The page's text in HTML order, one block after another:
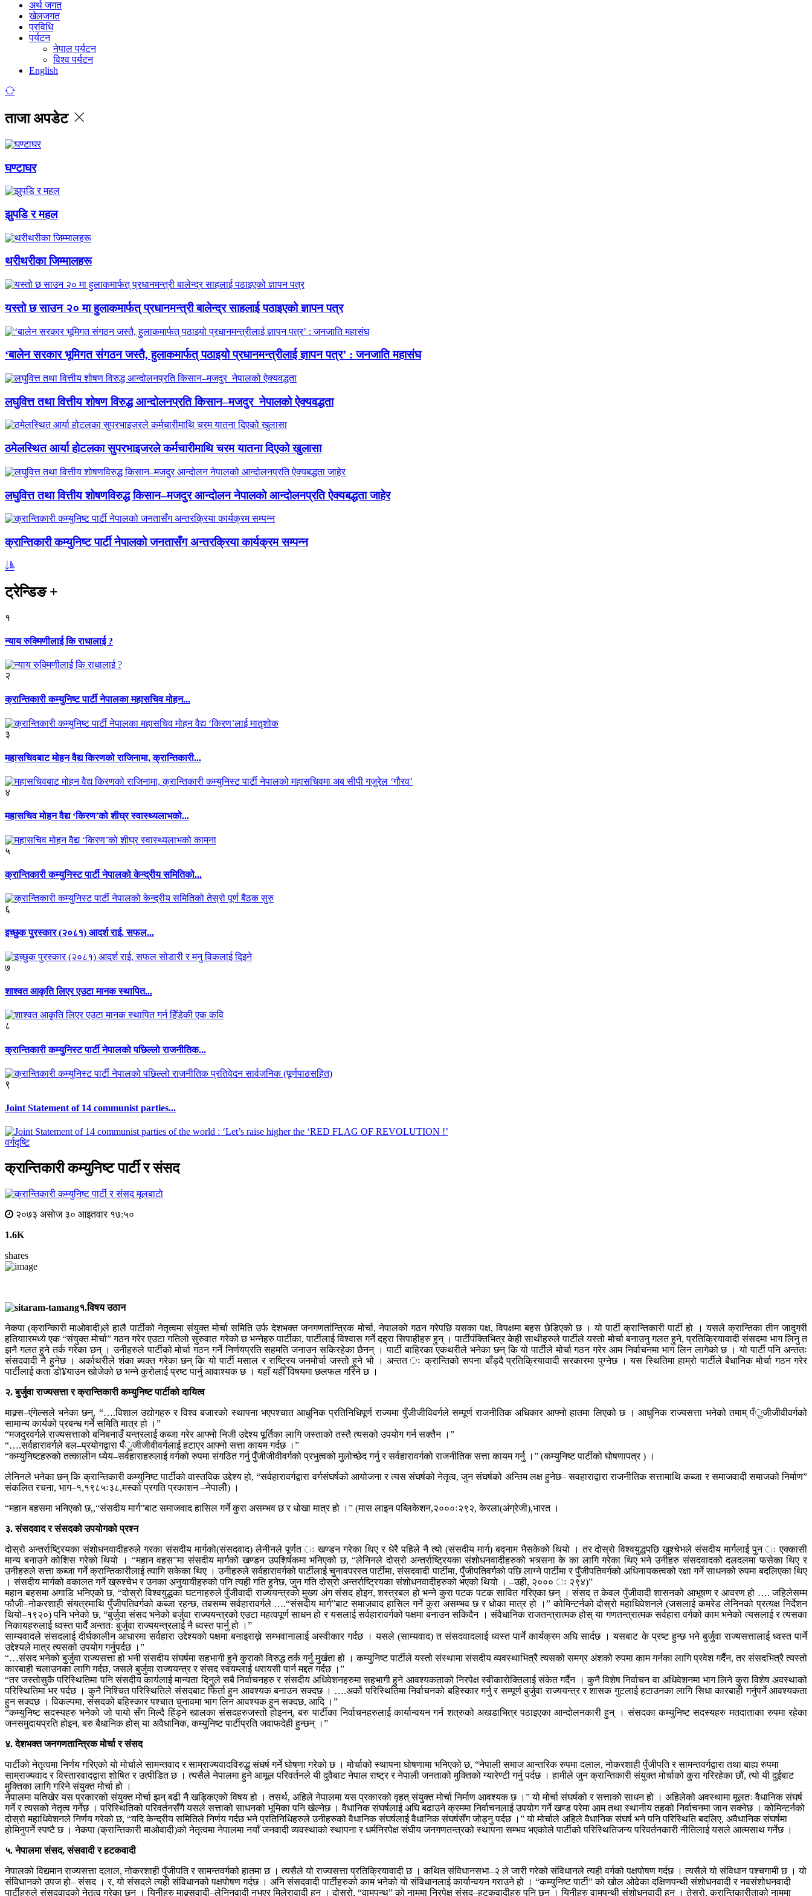
अर्थ जगत
खेलजगत
प्रविधि
पर्यटन
नेपाल पर्यटन
विश्व पर्यटन
English
ताजा अपडेट
घण्टाघर
झुपडि र महल
थरीथरीका जिम्मालहरू
यस्तो छ साउन २० मा हुलाकमार्फत् प्रधानमन्त्री बालेन्द्र साहलाई पठाइएको ज्ञापन पत्र
‘बालेन सरकार भूमिगत संगठन जस्तै, हुलाकमार्फत् पठाइयो प्रधानमन्त्रीलाई ज्ञापन पत्र’ : जनजाति महासंघ
लघुवित्त तथा वित्तीय शोषण विरुद्ध आन्दोलनप्रति किसान–मजदुर नेपालको ऐक्यवद्धता
ठमेलस्थित आर्या होटलका सुपरभाइजरले कर्मचारीमाथि चरम यातना दिएको खुलासा
लघुवित्त तथा वित्तीय शोषणविरुद्ध किसान–मजदुर आन्दोलन नेपालको आन्दोलनप्रति ऐक्यबद्धता जाहेर
क्रान्तिकारी कम्युनिष्ट पार्टी नेपालको जनतासँग अन्तरक्रिया कार्यक्रम सम्पन्न
ट्रेन्डिङ+
१
न्याय रुक्मिणीलाई कि राधालाई ?
२
क्रान्तिकारी कम्युनिष्ट पार्टी नेपालका महासचिव मोहन...
३
महासचिवबाट मोहन वैद्य किरणको राजिनामा, क्रान्तिकारी...
४
महासचिव मोहन वैद्य ‘किरण’को शीघ्र स्वास्थ्यलाभको...
५
क्रान्तिकारी कम्युनिस्ट पार्टी नेपालको केन्द्रीय समितिको...
६
इच्छुक पुरस्कार (२०८१) आदर्श राई, सफल...
७
शाश्वत आकृति लिएर एउटा मानक स्थापित...
८
क्रान्तिकारी कम्युनिस्ट पार्टी नेपालको पछिल्लो राजनीतिक...
९
Joint Statement of 14 communist parties...
वर्गदृष्टि
क्रान्तिकारी कम्युनिष्ट पार्टी र संसद
मूलबाटाे
२०७३ असोज ३० आइतवार १७:५०
1.6K
shares
१.विषय उठान
नेकपा (क्रान्किारी माओवादी)ले हालै पार्टीको नेतृत्वमा संयुक्त मोर्चा समिति उर्फ देशभक्त जनगणतांन्त्रिक मोर्चा, नेपालको गठन गरेपछि यसका पक्ष, विपक्षमा बहस छेडिएको छ । यो पार्टी क्रान्तिकारी पार्टी हो । यसले क्रान्तिका तीन जादुगरी
हतियाारमध्ये एक “संयुक्त मोर्चा” गठन गरेर एउटा गतिलो सुरुवात गरेको छ भन्नेहरु पार्टीका, पार्टीलाई विश्वास गर्ने दह्रा सिपाहीहरु हुन् । पार्टीपंक्तिभित्र केही साथीहरुले पार्टीले यस्तो मोर्चा बनाउनु गलत हुने, प्रतिक्रियावादी संसदमा भाग लिनु त
झनै गलत हुने तर्क गरेका छन् । उनीहरुले पार्टीको मोर्चा गठन गर्ने निर्णयप्रति सहमति जनाउन सकिरहेका छैनन् । पार्टी बाहिरका एकथरीले भनेका छन् कि यो पार्टीले मोर्चा गठन गरेर आम निर्वाचनमा भाग लिन लागेको छ । यो पार्टी पनि अन्ततः
संसदवादी नै हुनेछ । अर्काथरीले शंका ब्यक्त गरेका छन् कि यो पार्टी मसाल र राष्ट्रिय जनमोर्चा जस्तो हुने भो । अन्तत ः क्रान्तिको सपना बाँड्दै प्रतिक्रियावादी सरकारमा पुग्नेछ । यस स्थितिमा हाम्रो पार्टीले बैधानिक मोर्चा गठन गरेर
पार्टीलाई कता डो¥याउन खोजेको छ भन्ने कुरोलाई प्रष्ट पार्नु आवाश्यक छ । यहाँ यहीँ विषयमा छलफल गरिने छ ।
२. बुर्जुवा राज्यसत्ता र क्रान्तिकारी कम्युनिष्ट पार्टीको दायित्व
माक्र्स–एंगेल्सले भनेका छन्, “….विशाल उद्योगहरु र विश्व बजारको स्थापना भएपश्चात आधुनिक प्रतिनिधिपूर्ण राज्यमा पुँजीजीविवर्गले सम्पूर्ण राजनीतिक अधिकार आफ्नो हातमा लिएको छ । आधुनिक राज्यसत्ता भनेको तमाम् पँुजीजीवीवर्गको
सामान्य कार्यको प्रबन्ध गर्ने समिति मात्र हो ।”
“मजदुरवर्गले राज्यसत्ताको बनिबनाउँ यन्त्रलाई कब्जा गरेर आफ्नो निजी उद्देश्य पूर्तिका लागि जस्ताको तस्तै त्यसको उपयोग गर्न सक्तैन ।”
“….सर्वहारावर्गले बल–प्रयोगद्वारा पँुजीजीवीवर्गलाई हटाएर आफ्नो सत्ता कायम गर्दछ ।”
“कम्युनिष्टहरुको तत्कालीन ध्येय–सर्वहाराहरुलाई वर्गको रुपमा संगठित गर्नु पुँजीजीवीवर्गको प्रभुत्वको मुलोच्छेद गर्नु र सर्वहारावर्गको राजनीतिक सत्ता कायम गर्नु ।” (कम्युनिष्ट पार्टीको घोषणापत्र ) ।
लेनिनले भनेका छन् कि क्रान्तिकारी कम्युनिष्ट पार्टीको वास्तविक उद्देश्य हो, “सर्वहारावर्गद्वारा वर्गसंघर्षको आयोजना र त्यस संघर्षको नेतृत्व, जुन संघर्षको अन्तिम लक्ष हुनेछ– सवहाराद्वारा राजनीतिक सत्तामाथि कब्जा र समाजवादी समाजको निर्माण”
संकलित रचना, भाग–१,१९८५ः३८,मस्को प्रगति प्रकाशन –नेपालीे) ।
“महान बहसमा भनिएको छ,,“संसदीय मार्ग”बाट समाजवाद हासिल गर्ने कुरा असम्भव छ र धोखा मात्र हो ।” (मास लाइन पब्लिकेशन,२०००ः२९२, केरला(अंग्रेजी),भारत ।
३. संसदवाद र संसदको उपयोगको प्रश्न
दोस्रो अन्तर्राष्ट्रियका संशोधनवादीहरुले गरका संसदीय मार्गको(संसदवाद) लेनीनले पूर्णत ः खण्डन गरेका थिए र धेरै पहिले नै त्यो (संसदीय मार्ग) बद्नाम भैसकेको थियो । तर दोस्रो विश्वयुद्धपछि खुश्चेभले संसदीय मार्गलाई पुन ः एक्कासी
मान्य बनाउने कोशिस गरेको थियो । “महान वहस”मा संसदीय मार्गको खण्डन उपशिर्षकमा भनिएको छ, “लेनिनले दोस्रो अन्तर्राष्ट्रियका संशोधनवादीहरुको भत्र्सना के का लागि गरेका थिए भने उनीहरु संसदवादको दलदलमा फसेका थिए र
उनीहरुले सत्ता कब्जा गर्ने क्रान्तिकारीलाई त्यागि सकेका थिए । उनीहरुले सर्वहारावर्गको पार्टीलाई चुनावपरस्त पार्टीमा, संसदवादी पार्टीमा, पुँजीपतिवर्गको पछि लाग्ने पार्टीमा र पुँजीपतिवर्गको अधिनायकत्वको रक्षा गर्ने साधनको रुपमा बदलिएका थिए
। संसदीय मार्गको वकालत गर्ने ख्रुश्चेभ र उनका अनुयायीहरुको पनि त्यही गति हुनेछ, जुन गति दोस्रो अन्तर्राष्ट्रियका संशोधनवादीहरुको भएको थियो । –उही, २००० ः २९४)”
महान बहसमा अगाडि भनिएको छ, “दोस्रो विश्वयुद्धका घटनाहरुले पुँजीवादी राज्ययन्त्रको मुख्य अंग संसद होइन, शस्त्रबल हो भन्ने कुरा पटक पटक सावित गरिएका छन् । संसद त केवल पुँजीवादी शासनको आभूषण र आवरण हो …. जहिलेसम्म
फौजी–नोकरशाही संयत्रमाथि पुँजीपतिवर्गको कब्जा रहन्छ, तबसम्म सर्वहारावर्गले ….“संसदीय मार्ग”बाट समाजवाद हासिल गर्ने कुरा असम्भव छ र धोका मात्र हो ।” कोमिन्टर्नको दोस्रो महाधिवेशनले (जसलाई कमरेड लेनिनको प्रत्यक्ष निर्देशन
थियो–१९२०) पनि भनेको छ, “बुर्जुवा संसद भनेको बर्जुवा राज्ययन्त्रको एउटा महत्वपूर्ण साधन हो र यसलाई सर्वहारावर्गको पक्षमा बनाउन सकिदैन । संवैधानिक राजतन्त्रात्मक होस् या गणतन्त्रात्मक सर्वहारा वर्गको काम भनेको त्यसलाई र त्यसका
निकायहरुलाई ध्वस्त पार्दै अन्ततः बुर्जुवा राज्ययन्त्रलाई नै ध्वस्त पार्नु हो ।”
साम्यवादले संसदलाई दीर्घकालीन आधारमा सर्वहारा उद्देश्यको पक्षमा बनाइराख्ने सम्भवानालाई अस्वीकार गर्दछ । यसले (साम्यवाद) त संसदवादलाई ध्वस्त पार्ने कार्यक्रम अघि सार्दछ । यसबाट के प्रष्ट हुन्छ भने बुर्जुवा राज्यसत्तालाई ध्वस्त पार्ने
उद्देश्यले मात्र त्यसको उपयोग गर्नुपर्दछ ।”
“…संसद भनेको बुर्जुवा राज्यसत्ता हो भनी संसदीय संघर्षमा सहभागी हुने कुराको विरुद्ध तर्क गर्नु मुर्खता हो । कम्युनिष्ट पार्टीले यस्तो संस्थामा संसदीय व्यवस्थाभित्रै त्यसको समग्र अंशको रुपमा काम गर्नका लागि प्रवेश गर्दैन, तर संसदभित्रै त्यस्तो
कारबाही चलाउनका लागि गर्दछ, जसले बुर्जुवा राज्ययन्त्र र संसद स्वयम्लाई धरायसी पार्न मद्दत गर्दछ ।”
“तर जस्तोसुकै परिस्थितिमा पनि संसदीय कार्यलाई मान्यता दिनुले सबै निर्वाचनहरु र संसदीय अधिवेशनहरुमा सहभागी हुने आवश्यकताको निरपेक्ष स्वीकारोक्तिलाई संकेत गर्दैन । कुनै विशेष निर्वाचन वा अधिवेशनमा भाग लिने कुरा विशेष अवस्थाको
परिस्थितिमा भर पर्दछ । कुनै निश्चित परिस्थितिले संसदबाट फिर्ता हुन आवश्यक बनाउन सक्दछ । ….अर्को परिस्थितिमा निर्वाचनको बहिस्कार गर्नु र सम्पूर्ण बुर्जुवा राज्ययन्त्र र शासक गुटलाई हटाउनका लागि सिधा कारबाही गर्नुपर्ने आवश्यकता
हुन सक्दछ । विकल्पमा, संसदको बहिस्कार पश्चात चुनावमा भाग लिन आवश्यक हुन सक्दछ, आदि ।”
“कम्युनिष्ट सदस्यहरु भनेको जो पायो सँग मिल्दै हिंड्ने खालका संसदहरुजस्तो होइनन्, बरु पार्टीका निर्वाचनहरुलाई कार्यान्वयन गर्न शत्रुको अखडाभित्र पठाइएका आन्दोलनकारी हुन् । संसदका कम्युनिष्ट सदस्यहरु मतदाताका रुपमा रहेका
जनसमुदायप्रति होइन, बरु बैधानिक होस् या अवैधानिक, कम्युनिष्ट पार्टीप्रति जवाफदेही हुन्छन् ।”
४. देशभक्त जनगणतान्त्रिक मोर्चा र संसद
पार्टीको नेतृत्वमा निर्णय गरिएको यो मोर्चाले सामन्तवाद र साम्राज्यवादविरुद्ध संघर्ष गर्ने घोषणा गरेको छ । मोर्चाको स्थापना घोषणामा भनिएको छ, “नेपाली समाज आन्तरिक रुपमा दलाल, नोकरशाही पुँजीपति र सामन्तवर्गद्वारा तथा बाह्य रुपमा
साम्राज्यवाद र विस्तारवादद्वारा शोषित र उत्पीडित छ । त्यसैले नेपालमा हुने आमूल परिवर्तनले यी दुवैबाट नेपाल राष्ट्र र नेपाली जनताको मुक्तिको ग्यारेण्टी गर्नु पर्दछ । हामीले जुन क्रान्तिकारी संयुक्त मोर्चाको कुरा गरिरहेका छौं, त्यो यी दुईबाट
मुक्तिका लागि गरिने संयुक्त मोर्चा हो ।
नेपालमा यतिखेर यस प्रकारको संयुक्त मोर्चा झन् बढी नै खड्किएको विषय हो । तसर्थ, अहिले नेपालमा यस प्रकारको वृहत् संयुक्त मोर्चा निर्माण आवश्यक छ ।” यो मोर्चा संघर्षको र सत्ताको साधन हो । अहिलेको अवस्थामा मूलतः वैधानिक संघर्ष
गर्ने र त्यसको नेतृत्व गर्नेछ । परिस्थितिको परिवर्तनसँगै यसले सत्ताको साधनको भूमिका पनि खेल्नेछ । वैधानिक संघर्षलाई अघि बढाउने क्रममा निर्वाचनलाई उपयोग गर्ने खण्ड परेमा आम तथा स्थानीय तहको निर्वाचनमा जान सक्नेछ । कोमिन्टर्नको
दोस्रो महाधिवेशनले निर्णय गरेको छ, “यदि केन्द्रीय समितिले निर्णय गर्दछ भने प्रतिनिधिहरुले उनीहरुको वैधानिक संघर्षलाई वैधानिक संघर्षसँग जोड्नु पर्दछ ।” यो मोर्चाले अहिले वैधानिक संघर्ष भने पनि परिस्थिति बदलिए, अवैधानिक संघर्षमा
होमिनुपर्ने स्पष्टै छ । नेकपा (क्रान्तिकारी माओवादी)को नेतृत्वमा नेपालमा नयाँ जनवादी व्यवस्थाको स्थापना र धर्मनिरपेक्ष संघीय जनगणतन्त्रको स्थापना सम्भव भएकोले पार्टीको परिस्थितिजन्य परिवर्तनकारी नीतिलाई यसले आत्मसाथ गर्नेछ ।
५. नेपालमा संसद, संसवादी र हटकवादी
नेपालको विद्यमान राज्यसत्ता दलाल, नोकरशाही पुँजीपति र सामन्तवर्गको हातमा छ । त्यसैले यो राज्यसत्ता प्रतिक्रियावादी छ । कथित संविधानसभा–२ ले जारी गरेको संविधानले त्यही वर्गको पक्षपोषण गर्दछ । त्यसैले यो संविधान पश्चगामी छ । यो
संविधानको उपज हो– संसद । र, यो संसदले त्यही संविधानको पक्षपोषण गर्दछ । अनि संसदवादी पार्टीहरुको काम भनेको यो संविधानलाई कार्यान्वयन गराउने हो । “कम्युनिष्ट पार्टी” को खोल ओढेका दक्षिणपन्थी संशोधनवादी र नवसंशोधनवादी
पार्टीहरुले संसदवादको नेतृत्व गरेका छन् । यिनीहरु माक्र्सवादी–लेनिनवादी नभएर मिलेरावादी हुन् । दोस्रो, “वामपन्थ” को नाममा निरपेक्ष संसद–हटकवादीहरु पनि छन् । यिनीहरु वामपन्थी संशोधनवादी हुन् । तेस्रो, क्रान्तिकारीताको नाममा